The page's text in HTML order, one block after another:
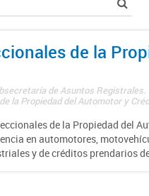
de la
de Asuntos Registrales.
la Propiedad del Automotor y
de la Propiedad del
en automotores,
y de créditos prendarios